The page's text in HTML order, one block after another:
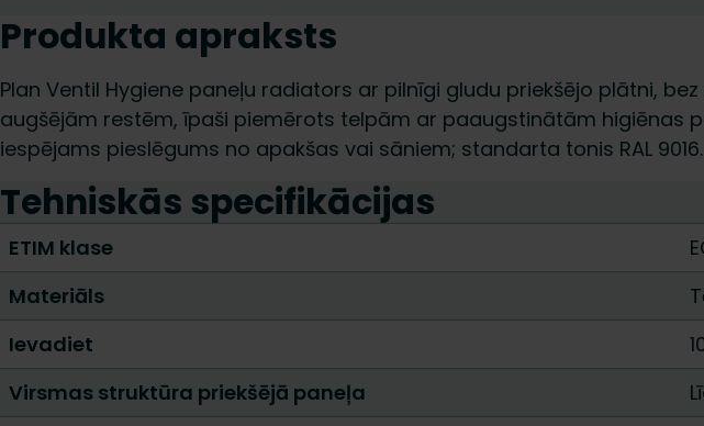
Produkta apraksts
Plan Ventil Hygiene paneļu radiators ar pilnīgi gludu priekšējo plātni, bez
augšējām restēm, īpaši piemērots telpām ar paaugstinātām higiēnas
iespējams pieslēgums no apakšas vai sāniem; standarta tonis RAL 9016.
Tehniskās specifikācijas
ETIM klase
Materiāls
Ievadiet
Virsmas struktūra priekšējā paneļa